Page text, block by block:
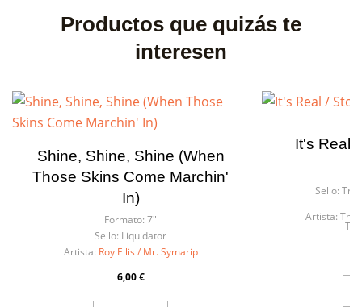
Productos que quizás te
interesen
Shine, Shine, Shine (When
Those Skins Come Marchin'
In)
Formato: 7"
Sello: Liquidator
Artista: Roy Ellis / Mr. Symarip
6,00 €
It's Real
Sello:
Artista: The